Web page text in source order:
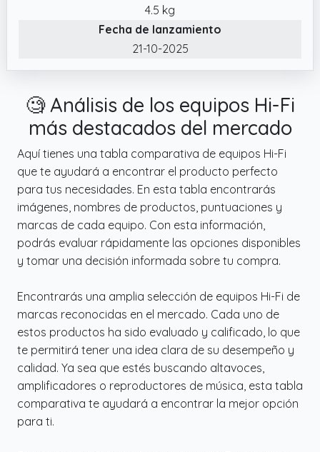
digital con calidad profesional.
4.5 kg
Fecha de lanzamiento
21-10-2025
🧐 Análisis de los equipos Hi-Fi
más destacados del mercado
Aquí tienes una tabla comparativa de equipos Hi-Fi
que te ayudará a encontrar el producto perfecto
para tus necesidades. En esta tabla encontrarás
imágenes, nombres de productos, puntuaciones y
marcas de cada equipo. Con esta información,
podrás evaluar rápidamente las opciones disponibles
y tomar una decisión informada sobre tu compra.
Encontrarás una amplia selección de equipos Hi-Fi de
marcas reconocidas en el mercado. Cada uno de
estos productos ha sido evaluado y calificado, lo que
te permitirá tener una idea clara de su desempeño y
calidad. Ya sea que estés buscando altavoces,
amplificadores o reproductores de música, esta tabla
comparativa te ayudará a encontrar la mejor opción
para ti.